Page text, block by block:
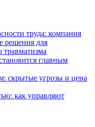
труда: компания
решения для
травматизма
главным
скрытые угрозы и цена
как управляют